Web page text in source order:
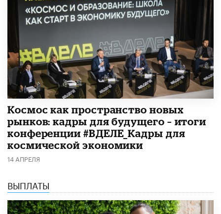
Космос как пространство новых
рынков: кадры для будущего – итоги
конференции #ВДЕЛЕ_Кадры для
космической экономики
14 АПРЕЛЯ
ВЫПЛАТЫ